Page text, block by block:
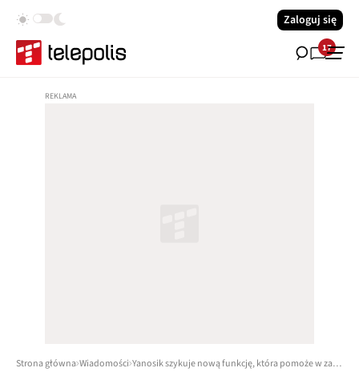
Zaloguj się
17
Strona główna Wiadomości Yanosik szykuje nową funkcję, która pomoże w zarządzaniu przepustowością polskich dróg